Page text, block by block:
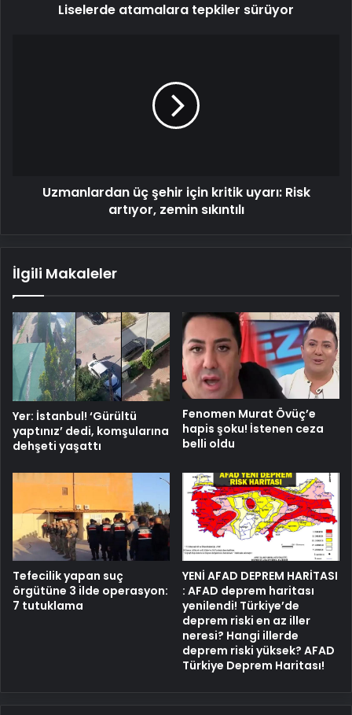
Liselerde atamalara tepkiler sürüyor
sıkıntılıUzmanlardan üç şehir için kritik uyarı: Risk
artıyor, zemin sıkıntılı
İlgili Makaleler
Yer: İstanbul! ‘Gürültü
yaptınız’ dedi, komşularına
dehşeti yaşattı
Fenomen Murat Övüç’e
hapis şoku! İstenen ceza
belli oldu
Tefecilik yapan suç
örgütüne 3 ilde operasyon:
7 tutuklama
YENİ AFAD DEPREM HARİTASI
: AFAD deprem haritası
yenilendi! Türkiye’de
deprem riski en az iller
neresi? Hangi illerde
deprem riski yüksek? AFAD
Türkiye Deprem Haritası!